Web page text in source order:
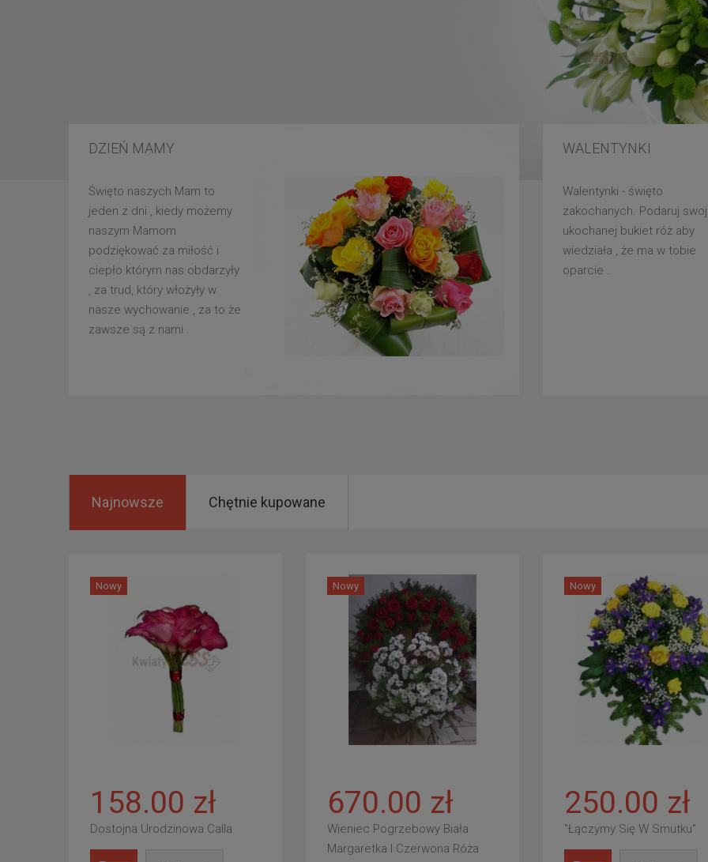
DZIEŃ MAMY
Święto naszych Mam to
jeden z dni , kiedy możemy
naszym Mamom
podziękować za miłość i
ciepło którym nas obdarzyły
, za trud, który włożyły w
nasze wychowanie , za to że
zawsze są z nami .
WALENTYNKI
Walentynki - święto
zakochanych. Podaruj
ukochanej bukiet róż aby
wiedziała , że ma w tobie
oparcie .
Najnowsze Chętnie kupowane
Nowy
158.00 zł
Dostojna Urodzinowa Calla
Nowy
670.00 zł
Wieniec Pogrzebowy Biała
Margaretka I Czerwona Róża
Nowy
250.00 zł
"Łączymy Się W Smutku"